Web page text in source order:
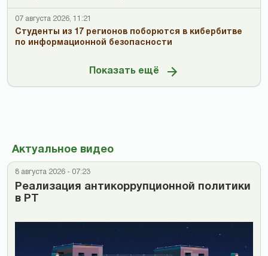
07 августа 2026, 11:21
Студенты из 17 регионов поборются в кибербитве
по информационной безопасности
Показать ещё
Актуальное видео
8 августа 2026 - 07:23
Реализация антикоррупционной политики
в РТ